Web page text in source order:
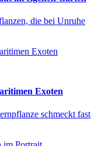
die bei Unruhe
Exoten
schmeckt fast